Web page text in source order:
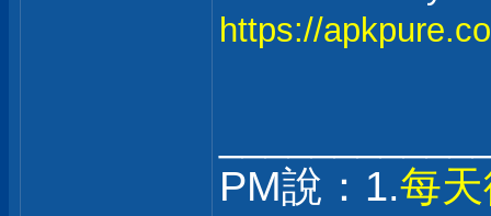
https://
PM說：1.每